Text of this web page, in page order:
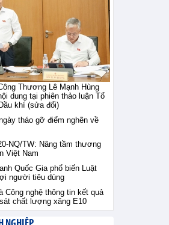
Thương Lê Mạnh Hùng
dung tại phiên thảo luận Tổ
khí (sửa đổi)
tháo gỡ điểm nghẽn về
NQ/TW: Nâng tầm thương
Việt Nam
Quốc Gia phổ biến Luật
người tiêu dùng
Công nghệ thông tin kết quả
chất lượng xăng E10